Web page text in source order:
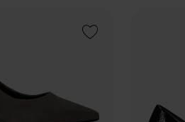
Add to Wishlist